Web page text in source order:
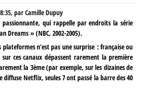
,parCamille Dupuy
qui rappelle par endroits la série
Dreams » (NBC, 2002-2005).
plateformes n’est pas une surprise : française ou
sur ces canaux dépassent rarement la première
la 3ème (par exemple, sur les dizaines de
diffuse Netflix, seules 7 ont passé la barre des 40